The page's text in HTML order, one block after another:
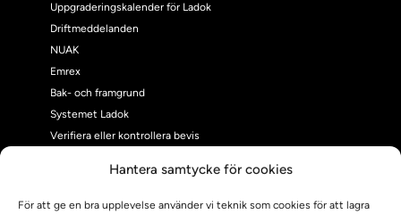
Hantera samtycke för cookies
För att ge en bra upplevelse använder vi teknik som cookies för att lagra
Uppgraderingskalender för Ladok
Driftmeddelanden
NUAK
Emrex
Bak- och framgrund
Systemet Ladok
Verifiera eller kontrollera bevis
Om oss